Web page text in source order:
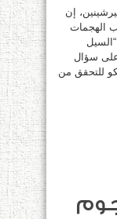
إن
الهجمات
على سؤال
للتحقق من